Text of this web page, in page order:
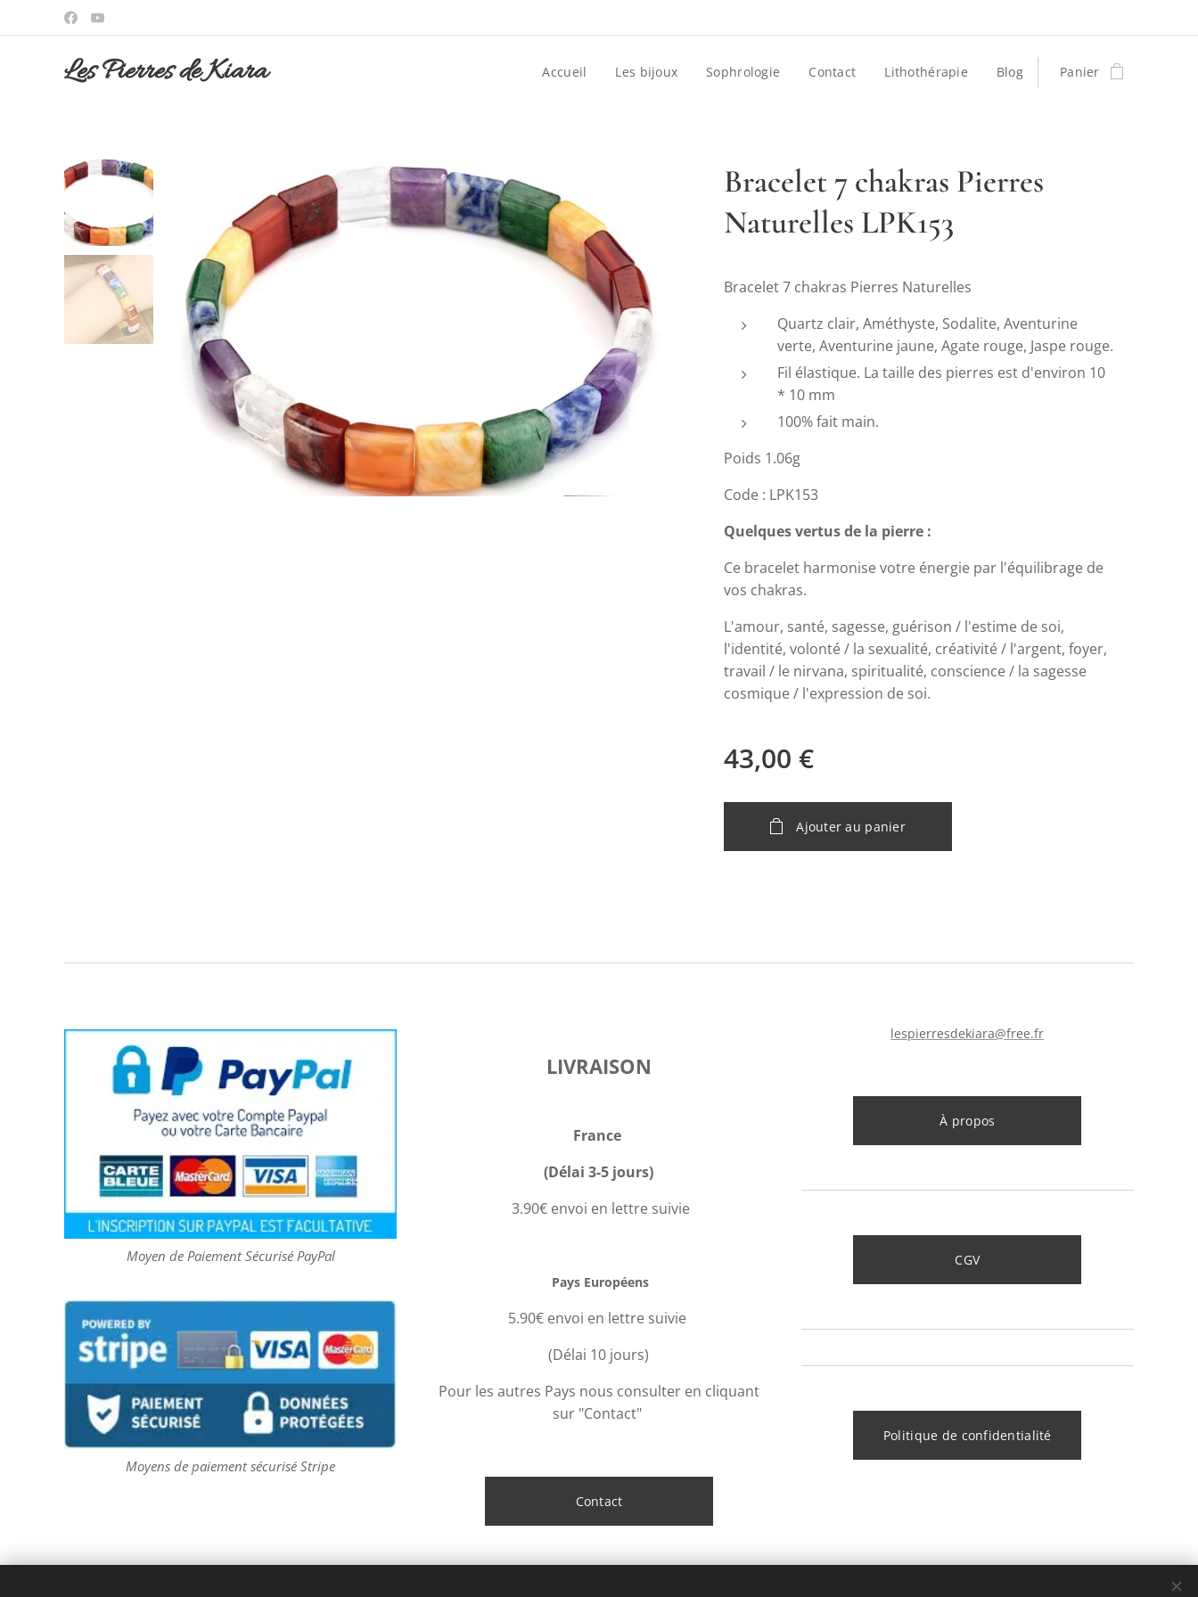
Les Pierres de Kiara Accueil Les bijoux Sophrologie Contact Lithothérapie Blog Panier
Bracelet 7 chakras Pierres
Naturelles LPK153
Bracelet 7 chakras Pierres Naturelles
Quartz clair, Améthyste, Sodalite, Aventurine
verte, Aventurine jaune, Agate rouge, Jaspe rouge.
Fil élastique. La taille des pierres est d'environ 10
* 10 mm
100% fait main.
Poids 1.06g
Code : LPK153
Quelques vertus de la pierre :
Ce bracelet harmonise votre énergie par l'équilibrage de
vos chakras.
L'amour, santé, sagesse, guérison / l'estime de soi,
l'identité, volonté / la sexualité, créativité / l'argent, foyer,
travail / le nirvana, spiritualité, conscience / la sagesse
cosmique / l'expression de soi.
43,00 €
Ajouter au panier
Moyen de Paiement Sécurisé PayPal
Moyens de paiement sécurisé Stripe
LIVRAISON
France
(Délai 3-5 jours)
3.90€ envoi en lettre suivie
Pays Européens
5.90€ envoi en lettre suivie
(Délai 10 jours)
Pour les autres Pays nous consulter en cliquant
sur "Contact"
Contact
lespierresdekiara@free.fr
À propos
CGV
Politique de confidentialité